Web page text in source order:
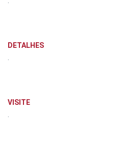
DETALHES
VISITE